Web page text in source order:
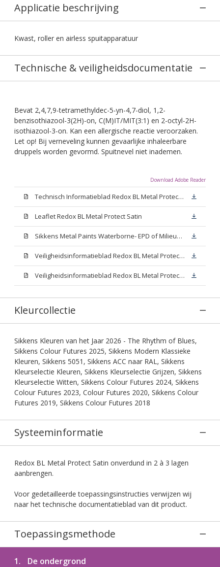
Applicatie beschrijving
Kwast, roller en airless spuitapparatuur
Technische & veiligheidsdocumentatie
Bevat 2,4,7,9-tetramethyldec-5-yn-4,7-diol, 1,2-
benzisothiazool-3(2H)-on, C(M)IT/MIT(3:1) en 2-octyl-2H-
isothiazool-3-on. Kan een allergische reactie veroorzaken.
Let op! Bij verneveling kunnen gevaarlijke inhaleerbare
druppels worden gevormd. Spuitnevel niet inademen.
Download Adobe Reader
Technisch Informatieblad Redox BL Metal Protect (PDF)
Leaflet Redox BL Metal Protect Satin
Sikkens Metal Paints Waterborne- EPD of Milieuproductverklaring
Veiligheidsinformatieblad Redox BL Metal Protect Satin N00 (MSDS)
Veiligheidsinformatieblad Redox BL Metal Protect Satin White W05 (MSDS)
Kleurcollectie
Sikkens Kleuren van het Jaar 2026 - The Rhythm of Blues,
Sikkens Colour Futures 2025, Sikkens Modern Klassieke
Kleuren, Sikkens 5051, Sikkens ACC naar RAL, Sikkens
Kleurselectie Kleuren, Sikkens Kleurselectie Grijzen, Sikkens
Kleurselectie Witten, Sikkens Colour Futures 2024, Sikkens
Colour Futures 2023, Colour Futures 2020, Sikkens Colour
Futures 2019, Sikkens Colour Futures 2018
Systeeminformatie
Redox BL Metal Protect Satin onverdund in 2 à 3 lagen
aanbrengen.
Voor gedetailleerde toepassingsinstructies verwijzen wij
naar het technische documentatieblad van dit product.
Toepassingsmethode
1. De ondergrond